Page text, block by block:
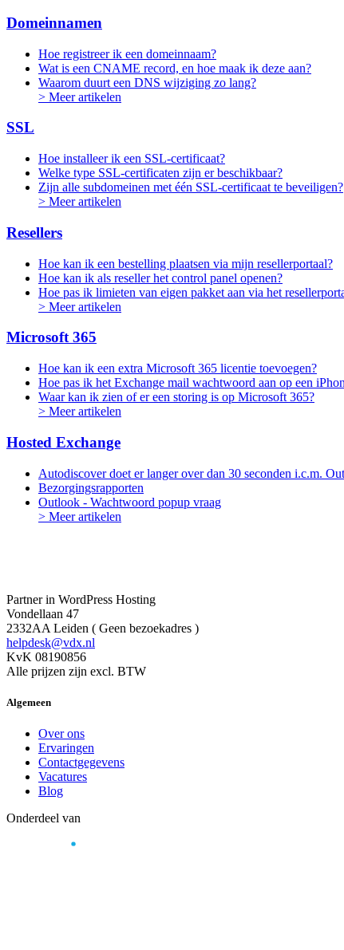
Domeinnamen
Hoe registreer ik een domeinnaam?
Wat is een CNAME record, en hoe maak ik deze aan?
Waarom duurt een DNS wijziging zo lang?
> Meer artikelen
SSL
Hoe installeer ik een SSL-certificaat?
Welke type SSL-certificaten zijn er beschikbaar?
Zijn alle subdomeinen met één SSL-certificaat te beveiligen?
> Meer artikelen
Resellers
Hoe kan ik een bestelling plaatsen via mijn resellerportaal?
Hoe kan ik als reseller het control panel openen?
Hoe pas ik limieten van eigen pakket aan via het
> Meer artikelen
Microsoft 365
Hoe kan ik een extra Microsoft 365 licentie toevoegen?
Hoe pas ik het Exchange mail wachtwoord aan op een
Waar kan ik zien of er een storing is op Microsoft 365?
> Meer artikelen
Hosted Exchange
Autodiscover doet er langer over dan 30 seconden i.c.m.
Bezorgingsrapporten
Outlook - Wachtwoord popup vraag
> Meer artikelen
Partner in WordPress Hosting
Vondellaan 47
2332AA Leiden ( Geen bezoekadres )
helpdesk@vdx.nl
KvK 08190856
Alle prijzen zijn excl. BTW
Algemeen
Over ons
Ervaringen
Contactgegevens
Vacatures
Blog
Onderdeel van